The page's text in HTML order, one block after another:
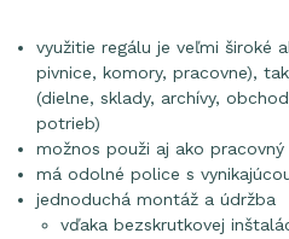
využitie regálu je veľmi široké
pivnice, komory, pracovne),
(dielne, sklady, archívy,
potrieb)
možnos použi aj ako
má odolné police s
jednoduchá montáž a údržba
vďaka bezskrutkovej